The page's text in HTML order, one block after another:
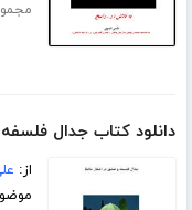
دانلود کتاب جدال
از: